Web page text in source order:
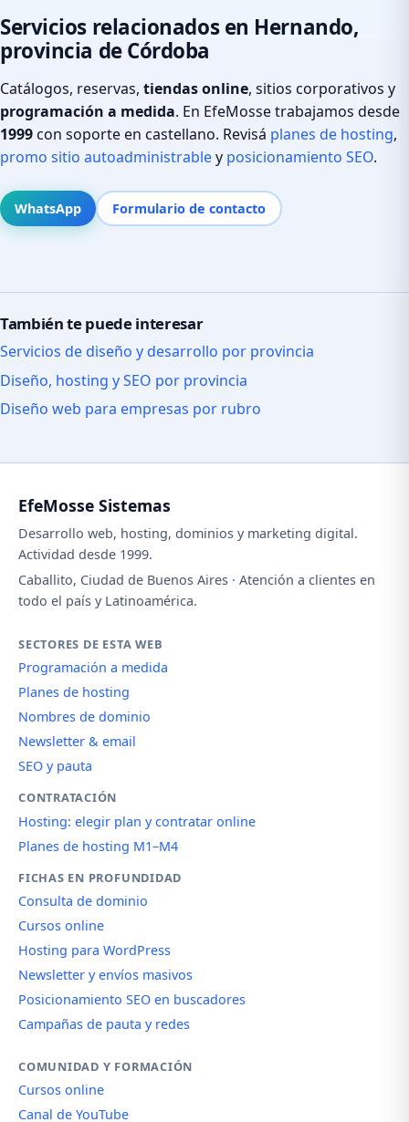
Servicios relacionados en Hernando,
provincia de Córdoba
Catálogos, reservas, tiendas online, sitios corporativos y
programación a medida. En EfeMosse trabajamos desde
1999con soporte en castellano. Revisá planes de hosting,
promo sitio autoadministrabley posicionamiento SEO.
WhatsApp Formulario de contacto
También te puede interesar
Servicios de diseño y desarrollo por provincia
Diseño, hosting y SEO por provincia
Diseño web para empresas por rubro
EfeMosse Sistemas
Desarrollo web, hosting, dominios y marketing digital.
Actividad desde 1999.
Caballito, Ciudad de Buenos Aires · Atención a clientes en
todo el país y Latinoamérica.
SECTORES DE ESTA WEB
Programación a medida
Planes de hosting
Nombres de dominio
Newsletter & email
SEO y pauta
CONTRATACIÓN
Hosting: elegir plan y contratar online
Planes de hosting M1–M4
FICHAS EN PROFUNDIDAD
Consulta de dominio
Cursos online
Hosting para WordPress
Newsletter y envíos masivos
Posicionamiento SEO en buscadores
Campañas de pauta y redes
COMUNIDAD Y FORMACIÓN
Cursos online
Canal de YouTube